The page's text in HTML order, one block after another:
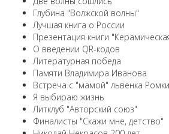
Глубина "Волжской волны"
Лучшая книга о России
Презентация книги
О введении QR-кодов
Литературная победа
Памяти Владимира Иванова
Встреча с "мамой" львёнка Ромки
Я выбираю жизнь
Литклуб "Авторский союз"
Финалисты "Скажи мне, детство"